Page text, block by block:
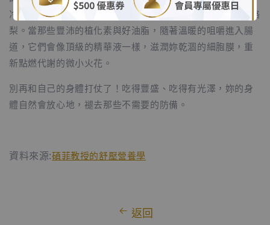
冷壓初榨的橄欖油，或是切半顆(不用太多)充滿優質脂肪的酪
梨。當那些豐沛的植化素與好油脂，隨著溫暖的咀嚼進入腸
道，它們會像頂級的精華液一樣，滋潤妳乾涸的細胞膜，重
新點燃代謝的微小火花。
別再和自己的身體打仗了！吃得豐盛、吃得有光澤，妳的身
體自然會放心地，褪去那些不需要的防備。
資料來源:碩菲教授的舒壓營養學
返回